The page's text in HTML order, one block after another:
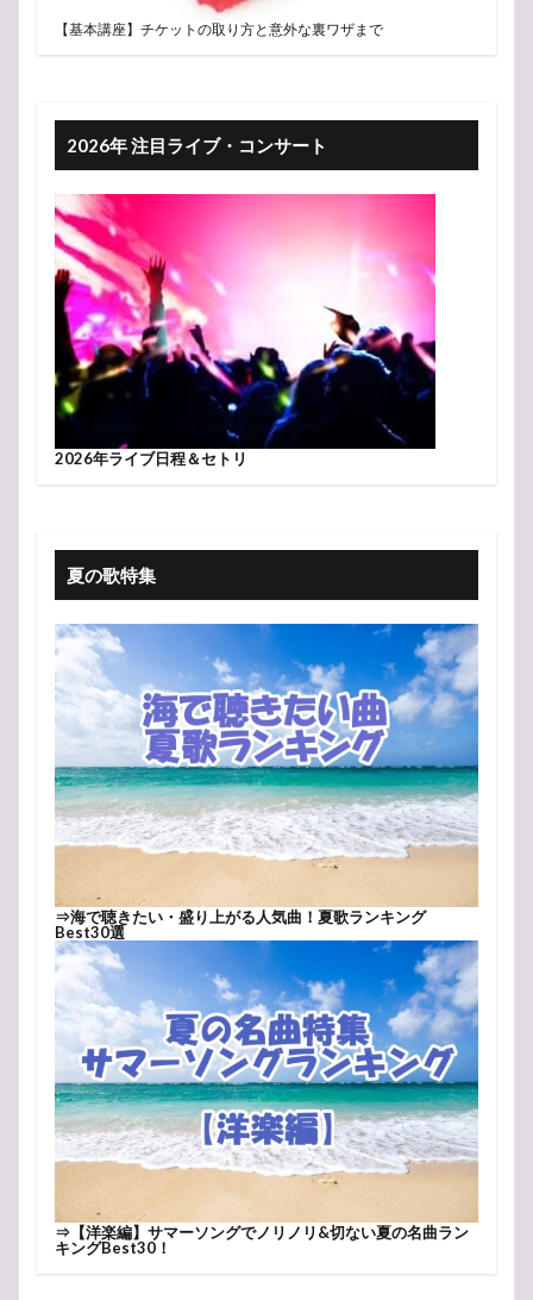
【基本講座】チケットの取り方と意外な裏ワザまで
2026年 注目ライブ・コンサート
2026年ライブ日程＆セトリ
夏の歌特集
⇒海で聴きたい・盛り上がる人気曲！夏歌ランキング
Best30選
⇒ 【洋楽編】サマーソングでノリノリ&切ない夏の名曲ラン
キングBest30！